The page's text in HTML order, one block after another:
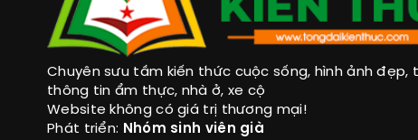
Chuyên sưu tầm kiến thức cuộc sống, hình ảnh đẹp,
thông tin ẩm thực, nhà ở, xe cộ
Website không có giá trị thương mại!
Phát triển: Nhóm sinh viên già